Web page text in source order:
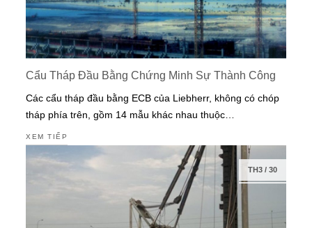
Cẩu Tháp Đầu Bằng Chứng Minh Sự Thành Công
Các cẩu tháp đầu bằng ECB của Liebherr, không có chóp
tháp phía trên, gồm 14 mẫu khác nhau thuộc…
XEM TIẾP
TH3/ 30